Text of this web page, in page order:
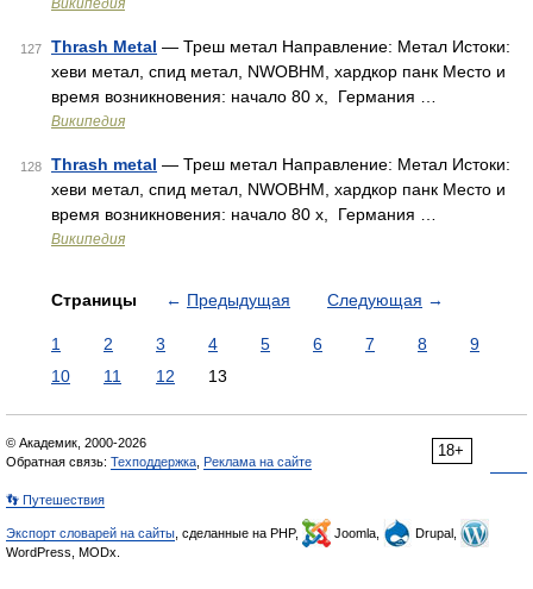
Википедия
127 Thrash Metal — Треш метал Направление: Метал Истоки:
хеви метал, спид метал, NWOBHM, хардкор панк Место и
время возникновения: начало 80 х, Германия …
Википедия
128 Thrash metal — Треш метал Направление: Метал Истоки:
хеви метал, спид метал, NWOBHM, хардкор панк Место и
время возникновения: начало 80 х, Германия …
Википедия
Страницы ← Предыдущая Следующая →
1 2 3 4 5 6 7 8
9
10
11 12 13
18+
© Академик, 2000-2026
Обратная связь: Техподдержка Реклама на сайте
👣 Путешествия
Экспорт словарей на сайты , сделанные на PHP, Joomla,
Drupal,
WordPress, MODx.